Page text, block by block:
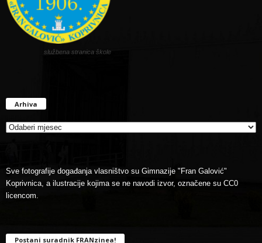
službena stranica škole
Arhiva
Sve fotografije događanja vlasništvo su Gimnazije "Fran Galović"
Koprivnica, a ilustracije kojima se ne navodi izvor, označene su CC0
licencom.
Postani suradnik FRANzinea!